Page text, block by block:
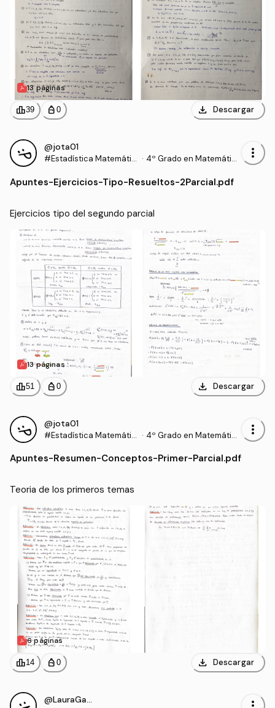
13 páginas
leaderboard39 personal_bag 0 download Descargar
@jota01
#Estadística Matemátic · 4º Grado en Matemátic
more_vert
Apuntes-Ejercicios-Tipo-Resueltos-2Parcial.pdf
Ejercicios tipo del segundo parcial
13 páginas
leaderboard51 personal_bag 0 download Descargar
@jota01
#Estadística Matemátic · 4º Grado en Matemátic
more_vert
Apuntes-Resumen-Conceptos-Primer-Parcial.pdf
6 páginas
leaderboard14 personal_bag 0 download Descargar
@LauraGarcia29